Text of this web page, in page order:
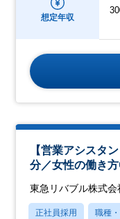
想定年収
【営業アシスタ
分／女性の働き
東急リバブル株式会
正社員採用 職種